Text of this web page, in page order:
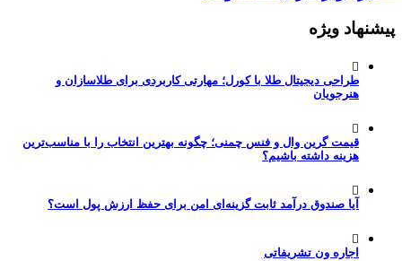
پیشنهاد ویژه
طراحی دیجیتال طلا با کورل؛ مهارتی کاربردی برای طلاسازان و
هنرجویان
قیمت گرین وال و فنس چمنی؛ چگونه بهترین انتخاب را با مناسب‌ترین
هزینه داشته باشیم؟
آیا صندوق درآمد ثابت گزینه‌ای امن برای حفظ ارزش پول است؟
اجاره ون تشریفاتی